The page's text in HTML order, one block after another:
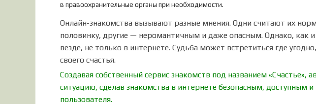
в правоохранительные органы при необходимости.
Онлайн-знакомства вызывают разные мнения. Одни считают их
половинку, другие — неромантичным и даже опасным. Однако, как
везде, не только в интернете. Судьба может встретиться где
своего счастья.
Создавая собственный сервис знакомств под названием
ситуацию, сделав знакомства в интернете безопасным,
пользователя.